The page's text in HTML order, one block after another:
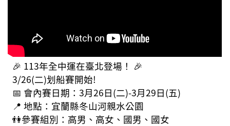
🎉 113年全中運在臺北登場！ 🎉
3/26(二)划船賽開始!
📅 會內賽日期：3月26日(二)-3月29日(五)
📍 地點：宜蘭縣冬山河親水公園
👫參賽組別：高男、高女、國男、國女